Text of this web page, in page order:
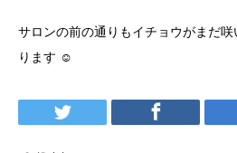
サロンの前の通りもイチョウがまだ
ります ☺︎